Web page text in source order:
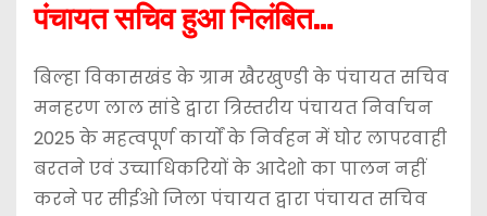
पंचायत सचिव हुआ निलंबित…
बिल्हा विकासखंड के ग्राम खैरखुण्डी के पंचायत सचिव
मनहरण लाल सांडे द्वारा त्रिस्तरीय पंचायत निर्वाचन
2025 के महत्वपूर्ण कार्यों के निर्वहन में घोर लापरवाही
बरतने एवं उच्चाधिकरियों के आदेशो का पालन नहीं
करने पर सीईओ जिला पंचायत द्वारा पंचायत सचिव